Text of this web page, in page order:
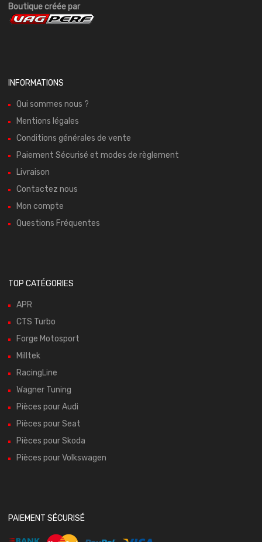
Boutique créée par
INFORMATIONS
Qui sommes nous ?
Mentions légales
Conditions générales de vente
Paiement Sécurisé et modes de règlement
Livraison
Contactez nous
Mon compte
Questions Fréquentes
TOP CATÉGORIES
APR
CTS Turbo
Forge Motosport
Milltek
RacingLine
Wagner Tuning
Pièces pour Audi
Pièces pour Seat
Pièces pour Skoda
Pièces pour Volkswagen
PAIEMENT SÉCURISÉ